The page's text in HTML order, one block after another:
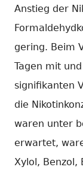
Anstieg der
gering. Beim
Tagen mit
signifikanten
die
waren unter
erwartet,
Xylol, Benzol,